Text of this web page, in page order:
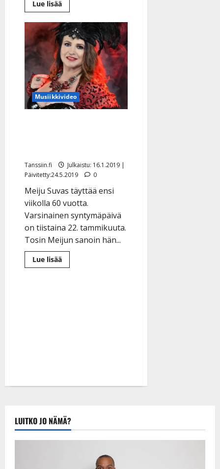
Lue lisääLue
lisää
Heikki
Koskelo
iloitsee
uudesta
sinkustaan:
”Haluan
värisyttää
ja
kutkuttaa”
–
kuuntele
Musiikkivideo
Tanssiin.fi
Julkaistu: 16.1.2019 |
Päivitetty:24.5.2019
0
Meiju Suvas täyttää ensi
viikolla 60 vuotta.
Varsinainen syntymäpäivä
on tiistaina 22. tammikuuta.
Tosin Meijun sanoin hän...
Lue lisääLue
lisää
LUITKO JO NÄMÄ?